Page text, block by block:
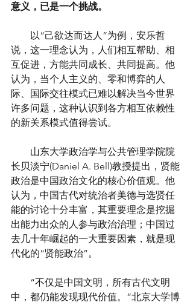
意义，已是一个挑战。
以“己欲达而达人”为例，安乐哲
说，这一理念认为，人们相互帮助、相
互促进，方能共同成长、共同提高。他
认为，当个人主义的、零和博弈的人
际、国际交往模式已难以解决当今世界
许多问题，这种认识到各方相互依赖性
的新关系模式值得尝试。
山东大学政治学与公共管理学院院
长贝淡宁(Daniel A. Bell)教授提出，贤能
政治是中国政治文化的核心价值观。他
认为，中国古代对统治者美德与选贤任
能的讨论十分丰富，其重要理念是挖掘
出能力出众的人参与政治治理；中国过
去几十年崛起的一大重要因素，就是现
代化的“贤能政治”。
“不仅是中国文明，所有古代文明
中，都仍能发现现代价值。”北京大学博